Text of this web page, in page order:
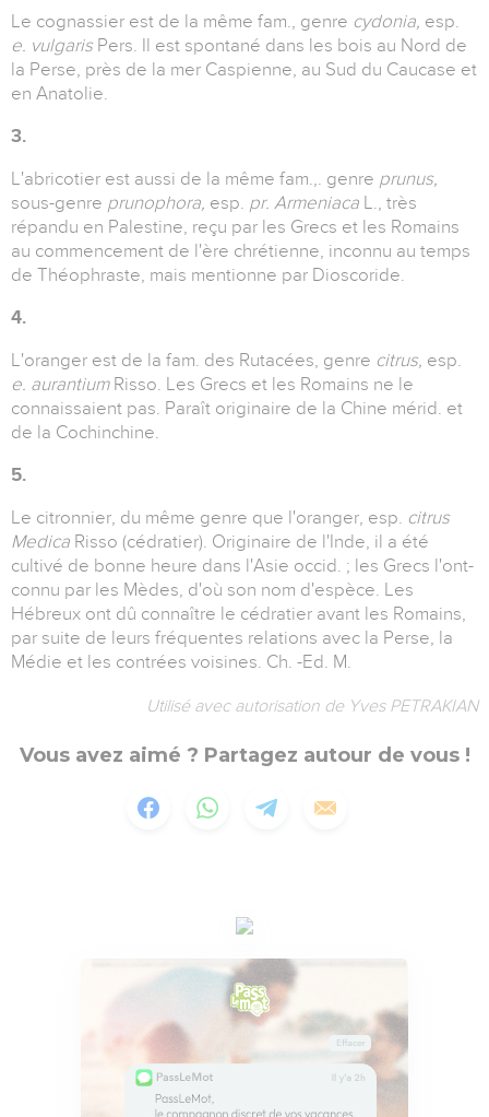
Le cognassier est de la même fam., genre cydonia, esp.
e. vulgaris Pers. Il est spontané dans les bois au Nord de
la Perse, près de la mer Caspienne, au Sud du Caucase et
en Anatolie.
3.
L'abricotier est aussi de la même fam.,. genre prunus,
sous-genre prunophora, esp. pr. Armeniaca L., très
répandu en Palestine, reçu par les Grecs et les Romains
au commencement de l'ère chrétienne, inconnu au temps
de Théophraste, mais mentionne par Dioscoride.
4.
L'oranger est de la fam. des Rutacées, genre citrus, esp.
e. aurantium Risso. Les Grecs et les Romains ne le
connaissaient pas. Paraît originaire de la Chine mérid. et
de la Cochinchine.
5.
Le citronnier, du même genre que l'oranger, esp. citrus
Medica Risso (cédratier). Originaire de l'Inde, il a été
cultivé de bonne heure dans l'Asie occid. ; les Grecs l'ont-
connu par les Mèdes, d'où son nom d'espèce. Les
Hébreux ont dû connaître le cédratier avant les Romains,
par suite de leurs fréquentes relations avec la Perse, la
Médie et les contrées voisines. Ch. -Ed. M.
Utilisé avec autorisation de Yves PETRAKIAN
Vous avez aimé ? Partagez autour de vous !